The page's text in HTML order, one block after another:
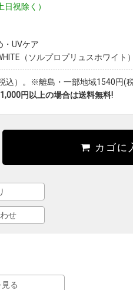
祝除く）
・UVケア
（ソルプロプリュスホワイト）
込）。※離島・一部地域1540円(
円以上の場合は送料無料!
カゴに
せ
る